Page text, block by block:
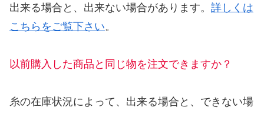
出来る場合と、出来ない場合があります。 詳しくは
こちらをご覧下さい。
以前購入した商品と同じ物を注文できますか？
糸の在庫状況によって、出来る場合と、できない場